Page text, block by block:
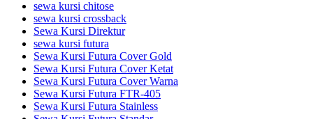
sewa kursi chitose
sewa kursi crossback
Sewa Kursi Direktur
sewa kursi futura
Sewa Kursi Futura Cover Gold
Sewa Kursi Futura Cover Ketat
Sewa Kursi Futura Cover Warna
Sewa Kursi Futura FTR-405
Sewa Kursi Futura Stainless